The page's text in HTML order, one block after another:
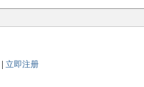
|立即注册